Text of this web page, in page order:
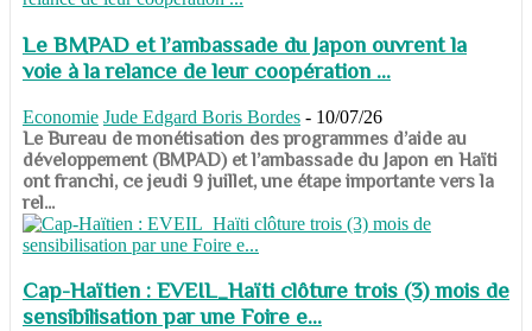
Le BMPAD et l’ambassade du Japon ouvrent la
voie à la relance de leur coopération ...
Economie Jude Edgard Boris Bordes - 10/07/26
​​​​​​​Le Bureau de monétisation des programmes d’aide au
développement (BMPAD) et l’ambassade du Japon en Haïti
ont franchi, ce jeudi 9 juillet, une étape importante vers la
rel...
Cap-Haïtien : EVEIL_Haïti clôture trois (3) mois de
sensibilisation par une Foire e...